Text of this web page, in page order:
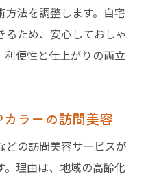
法を調整します。自宅
ため、安心しておしゃ
利便性と仕上がりの両立
ラーの訪問美容
どの訪問美容サービスが
理由は、地域の高齢化